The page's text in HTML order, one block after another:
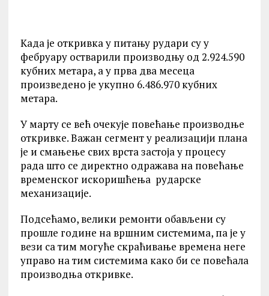
Када је откривка у питању рудари су у
фебруару остварили производњу од 2.924.590
кубних метара, а у прва два месеца
произведено је укупно 6.486.970 кубних
метара.
У марту се већ очекује повећање производње
откривке. Важан сегмент у реализацији плана
је и смањење свих врста застоја у процесу
рада што се директно одражава на повећање
временског искоришћења рударске
механизације.
Подсећамо, велики ремонти обављени су
прошле године на вршним системима, па је у
вези са тим могуће скраћивање времена неге
управо на тим системима како би се повећала
производња откривке.